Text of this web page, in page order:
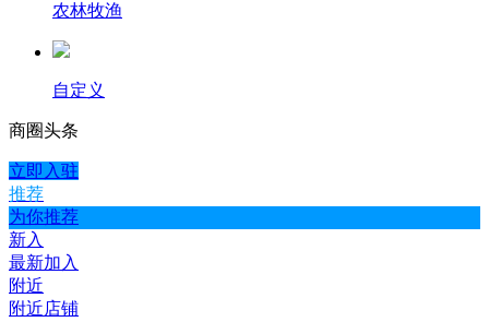
农林牧渔
自定义
商圈头条
立即入驻
推荐
为你推荐
新入
最新加入
附近
附近店铺